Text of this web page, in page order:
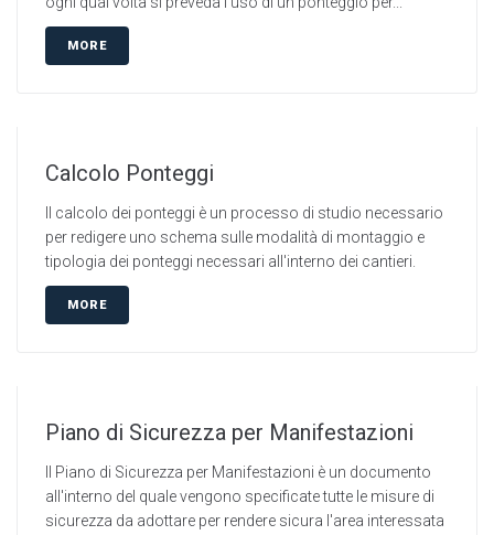
MORE
Calcolo Ponteggi
Il calcolo dei ponteggi è un processo di studio necessario
per redigere uno schema sulle modalità di montaggio e
tipologia dei ponteggi necessari all'interno dei cantieri.
MORE
Piano di Sicurezza per Manifestazioni
Il Piano di Sicurezza per Manifestazioni è un documento
all'interno del quale vengono specificate tutte le misure di
sicurezza da adottare per rendere sicura l'area interessata